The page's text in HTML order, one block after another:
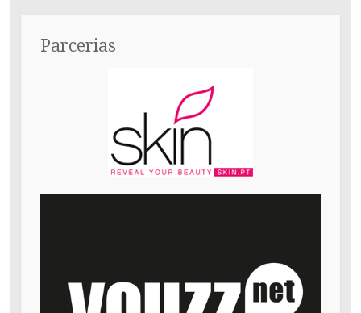
Parcerias